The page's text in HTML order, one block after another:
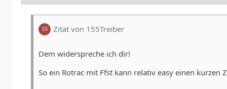
Zitat von 155Treiber
Dem widerspreche ich dir!
So ein Rotrac mit Ffst kann relativ easy einen